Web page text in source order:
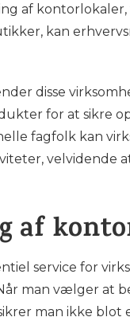
af
kan
disse
for at sikre
fagfolk kan
velvidende
af
service for
man vælger at
man ikke blot